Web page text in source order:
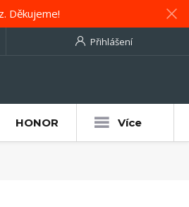
Děkujeme!
Přihlášení
HONOR Více